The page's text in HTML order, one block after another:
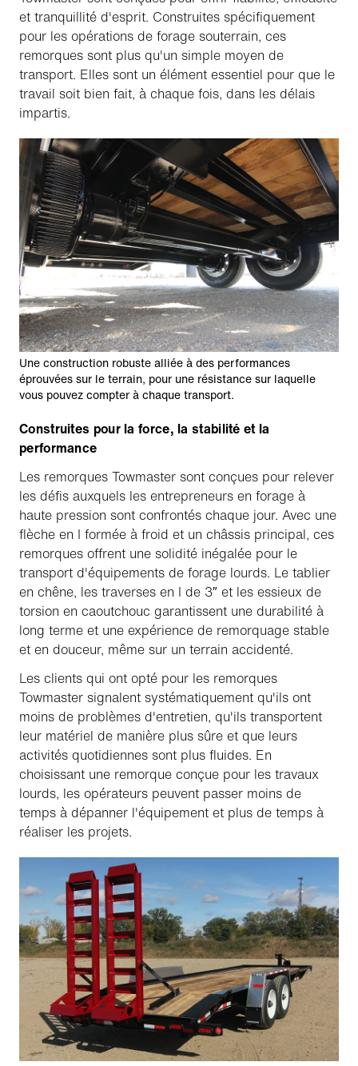
et tranquillité d'esprit. Construites spécifiquement
pour les opérations de forage souterrain, ces
remorques sont plus qu'un simple moyen de
transport. Elles sont un élément essentiel pour que le
travail soit bien fait, à chaque fois, dans les délais
impartis.
Une construction robuste alliée à des performances
éprouvées sur le terrain, pour une résistance sur laquelle
vous pouvez compter à chaque transport.
Construites pour la force, la stabilité et la
performance
Les remorques Towmaster sont conçues pour relever
les défis auxquels les entrepreneurs en forage à
haute pression sont confrontés chaque jour. Avec une
flèche en I formée à froid et un châssis principal, ces
remorques offrent une solidité inégalée pour le
transport d'équipements de forage lourds. Le tablier
en chêne, les traverses en I de 3″ et les essieux de
torsion en caoutchouc garantissent une durabilité à
long terme et une expérience de remorquage stable
et en douceur, même sur un terrain accidenté.
Les clients qui ont opté pour les remorques
Towmaster signalent systématiquement qu'ils ont
moins de problèmes d'entretien, qu'ils transportent
leur matériel de manière plus sûre et que leurs
activités quotidiennes sont plus fluides. En
choisissant une remorque conçue pour les travaux
lourds, les opérateurs peuvent passer moins de
temps à dépanner l'équipement et plus de temps à
réaliser les projets.